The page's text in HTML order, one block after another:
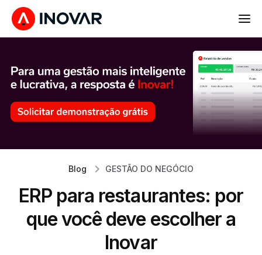
Blog GESTÃO DO NEGÓCIO
ERP para restaurantes: por
que você deve escolher a
Inovar